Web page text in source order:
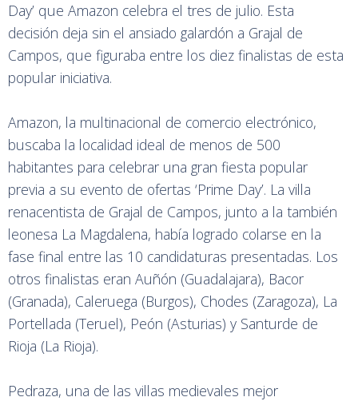
Day’ que Amazon celebra el tres de julio. Esta
decisión deja sin el ansiado galardón a Grajal de
Campos, que figuraba entre los diez finalistas de esta
popular iniciativa.
Amazon, la multinacional de comercio electrónico,
buscaba la localidad ideal de menos de 500
habitantes para celebrar una gran fiesta popular
previa a su evento de ofertas ‘Prime Day’. La villa
renacentista de Grajal de Campos, junto a la también
leonesa La Magdalena, había logrado colarse en la
fase final entre las 10 candidaturas presentadas. Los
otros finalistas eran Auñón (Guadalajara), Bacor
(Granada), Caleruega (Burgos), Chodes (Zaragoza), La
Portellada (Teruel), Peón (Asturias) y Santurde de
Rioja (La Rioja).
Pedraza, una de las villas medievales mejor